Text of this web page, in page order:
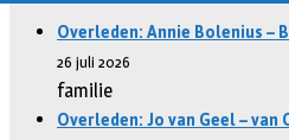
Overleden: Annie Bolenius –
26 juli 2026
familie
Overleden: Jo van Geel – van